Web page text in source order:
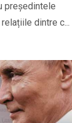
președintele
dintre c...